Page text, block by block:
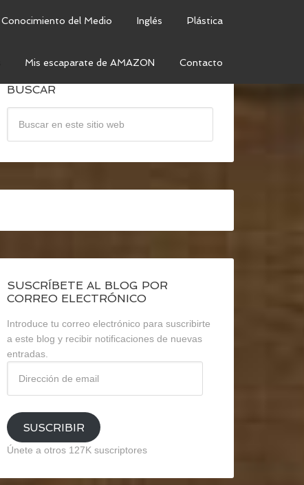
Conocimiento del Medio Inglés Plástica
Mis escaparate de AMAZON Contacto
BUSCAR
SUSCRÍBETE AL BLOG POR
CORREO ELECTRÓNICO
Introduce tu correo electrónico para suscribirte
a este blog y recibir notificaciones de nuevas
entradas.
email
SUSCRIBIR
Únete a otros 127K suscriptores